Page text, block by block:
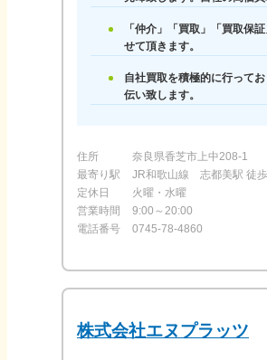
「仲介」「買取」「買取保
せて頂きます。
自社買取を積極的に行って
伝い致します。
住所
奈良県香芝市上中208-1
最寄り駅
JR和歌山線 志都美駅 徒
定休日
火曜・水曜
営業時間
9:00～20:00
電話番号
0745-78-4860
株式会社エヌプラッツ